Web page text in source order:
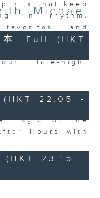
hits that keep
in rhythm.
and
as 'After
the perfect
late-night
into your
the wheel, or
magic of the
Hours with
1am - On Air -
Michael
Full (HKT
22:05 -
23:15 -